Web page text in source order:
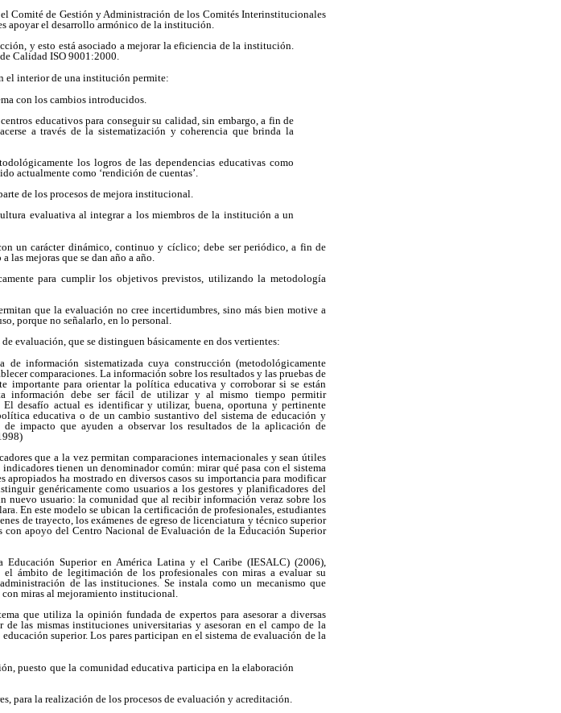
Comité de Gestión y Administración de los Comités Interinstitucionales
apoyar el desarrollo armónico de la institución.
y esto está asociado a mejorar la eficiencia de la institución.
Calidad ISO 9001:2000.
el interior de una institución permite:
con los cambios introducidos.
educativos para conseguir su calidad, sin embargo, a fin de
a través de la sistematización y coherencia que brinda la
los logros de las dependencias educativas como
actualmente como ‘rendición de cuentas’.
de los procesos de mejora institucional.
evaluativa al integrar a los miembros de la institución a un
un carácter dinámico, continuo y cíclico; debe ser periódico, a fin de
mejoras que se dan año a año.
para cumplir los objetivos previstos, utilizando la metodología
que la evaluación no cree incertidumbres, sino más bien motive a
porque no señalarlo, en lo personal.
evaluación, que se distinguen básicamente en dos vertientes:
información sistematizada cuya construcción (metodológicamente
comparaciones. La información sobre los resultados y las pruebas de
importante para orientar la política educativa y corroborar si se están
información debe ser fácil de utilizar y al mismo tiempo permitir
El desafío actual es identificar y utilizar, buena, oportuna y pertinente
educativa o de un cambio sustantivo del sistema de educación y
impacto que ayuden a observar los resultados de la aplicación de
que a la vez permitan comparaciones internacionales y sean útiles
tienen un denominador común: mirar qué pasa con el sistema
ha mostrado en diversos casos su importancia para modificar
genéricamente como usuarios a los gestores y planificadores del
nuevo usuario: la comunidad que al recibir información veraz sobre los
En este modelo se ubican la certificación de profesionales, estudiantes
de trayecto, los exámenes de egreso de licenciatura y técnico superior
apoyo del Centro Nacional de Evaluación de la Educación Superior
Superior en América Latina y el Caribe (IESALC) (2006),
el ámbito de legitimación de los profesionales con miras a evaluar su
de las instituciones. Se instala como un mecanismo que
miras al mejoramiento institucional.
que utiliza la opinión fundada de expertos para asesorar a diversas
las mismas instituciones universitarias y asesoran en el campo de la
superior. Los pares participan en el sistema de evaluación de la
puesto que la comunidad educativa participa en la elaboración
para la realización de los procesos de evaluación y acreditación.